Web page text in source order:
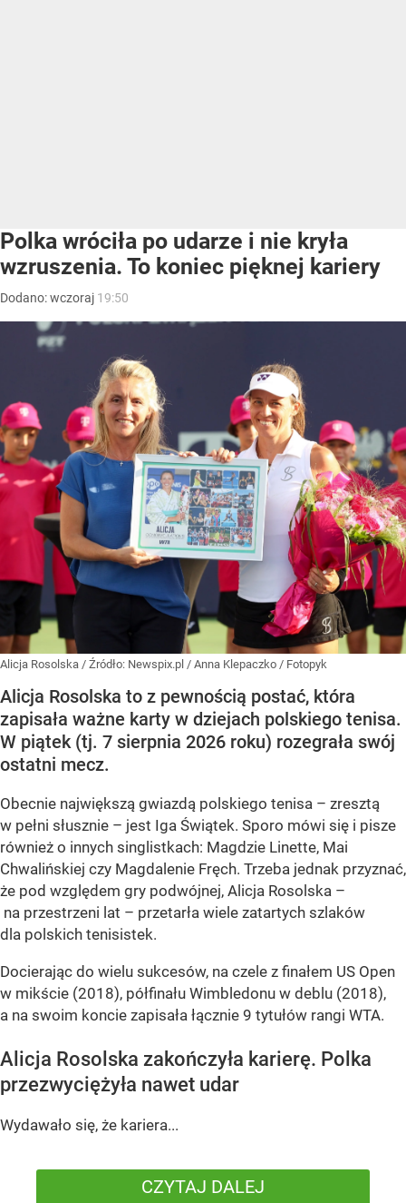
Polka wróciła po udarze i nie kryła
wzruszenia. To koniec pięknej kariery
Dodano:wczoraj 19:50
Alicja Rosolska / Źródło: Newspix.pl / Anna Klepaczko / Fotopyk
Alicja Rosolska to z pewnością postać, która
zapisała ważne karty w dziejach polskiego tenisa.
W piątek (tj. 7 sierpnia 2026 roku) rozegrała swój
ostatni mecz.
Obecnie największą gwiazdą polskiego tenisa – zresztą
w pełni słusznie – jest Iga Świątek. Sporo mówi się i pisze
również o innych singlistkach: Magdzie Linette, Mai
Chwalińskiej czy Magdalenie Fręch. Trzeba jednak przyznać,
że pod względem gry podwójnej, Alicja Rosolska –
na przestrzeni lat – przetarła wiele zatartych szlaków
dla polskich tenisistek.
Docierając do wielu sukcesów, na czele z finałem US Open
w mikście (2018), półfinału Wimbledonu w deblu (2018),
a na swoim koncie zapisała łącznie 9 tytułów rangi WTA.
Alicja Rosolska zakończyła karierę. Polka
przezwyciężyła nawet udar
Wydawało się, że kariera...
CZYTAJ DALEJ